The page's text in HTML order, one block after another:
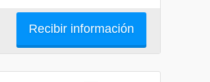
Recibir información